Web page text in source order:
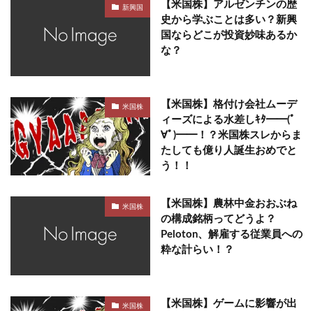
新興国
【米国株】アルゼンチンの歴
史から学ぶことは多い？新興
国ならどこが投資妙味あるか
な？
米国株
【米国株】格付け会社ムーデ
ィーズによる水差しｷﾀ━━(ﾟ
∀ﾟ)━━！？米国株スレからま
たしても億り人誕生おめでと
う！！
米国株
【米国株】農林中金おおぶね
の構成銘柄ってどうよ？
Peloton、解雇する従業員への
粋な計らい！？
米国株
【米国株】ゲームに影響が出